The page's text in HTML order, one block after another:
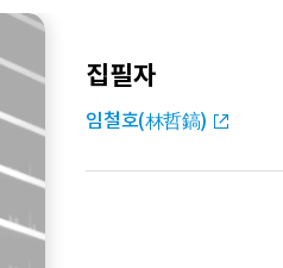
집필자
임철호(林哲鎬)